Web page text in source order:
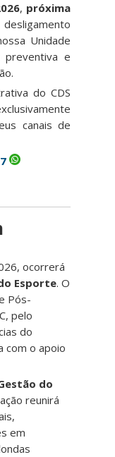
, próxima
Unidade
preventiva e
do CDS
canais de
ocorrerá
Esporte. O
Pós-
pelo
do
com o apoio
do
reunirá
em